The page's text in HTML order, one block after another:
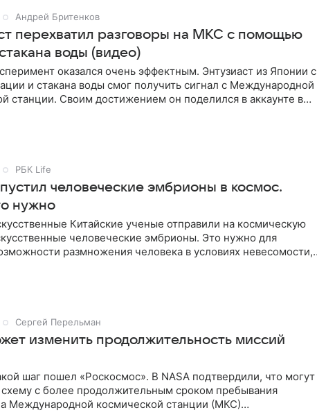
Андрей Бритенков
перехватил разговоры на МКС с помощью
воды (видео)
оказался очень эффектным. Энтузиаст из Японии с
и стакана воды смог получить сигнал с Международной
станции. Своим достижением он поделился в аккаунте в
РБК Life
человеческие эмбрионы в космос.
нужно
Китайские ученые отправили на космическую
человеческие эмбрионы. Это нужно для
размножения человека в условиях невесомости,
Сергей Перельман
изменить продолжительность миссий
шаг пошел «Роскосмос». В NASA подтвердили, что могут
схему с более продолжительным сроком пребывания
Международной космической станции (МКС)